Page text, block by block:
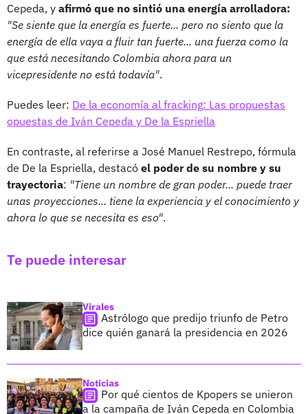
Cepeda, y afirmó que no sintió una energía arrolladora:
"Se siente que la energía es fuerte... pero no siento que la
energía de ella vaya a fluir tan fuerte... una fuerza como la
que está necesitando Colombia ahora para un
vicepresidente no está todavía".
Puedes leer: De la economía al fracking: Las propuestas
opuestas de Iván Cepeda y De la Espriella
En contraste, al referirse a José Manuel Restrepo, fórmula
de De la Espriella, destacó el poder de su nombre y su
trayectoria: "Tiene un nombre de gran poder... puede traer
unas proyecciones... tiene la experiencia y el conocimiento y
ahora lo que se necesita es eso".
Te puede interesar
Virales
Astrólogo que predijo triunfo de Petro
dice quién ganará la presidencia en 2026
Noticias
Por qué cientos de Kpopers se unieron
a la campaña de Iván Cepeda en Colombia